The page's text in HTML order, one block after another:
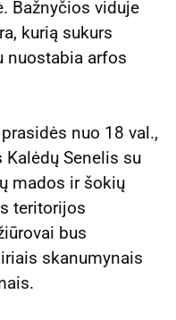
Bažnyčios viduje
kurią sukurs
nuostabia arfos
nuo 18 val.,
Senelis su
mados ir šokių
teritorijos
bus
skanumynais